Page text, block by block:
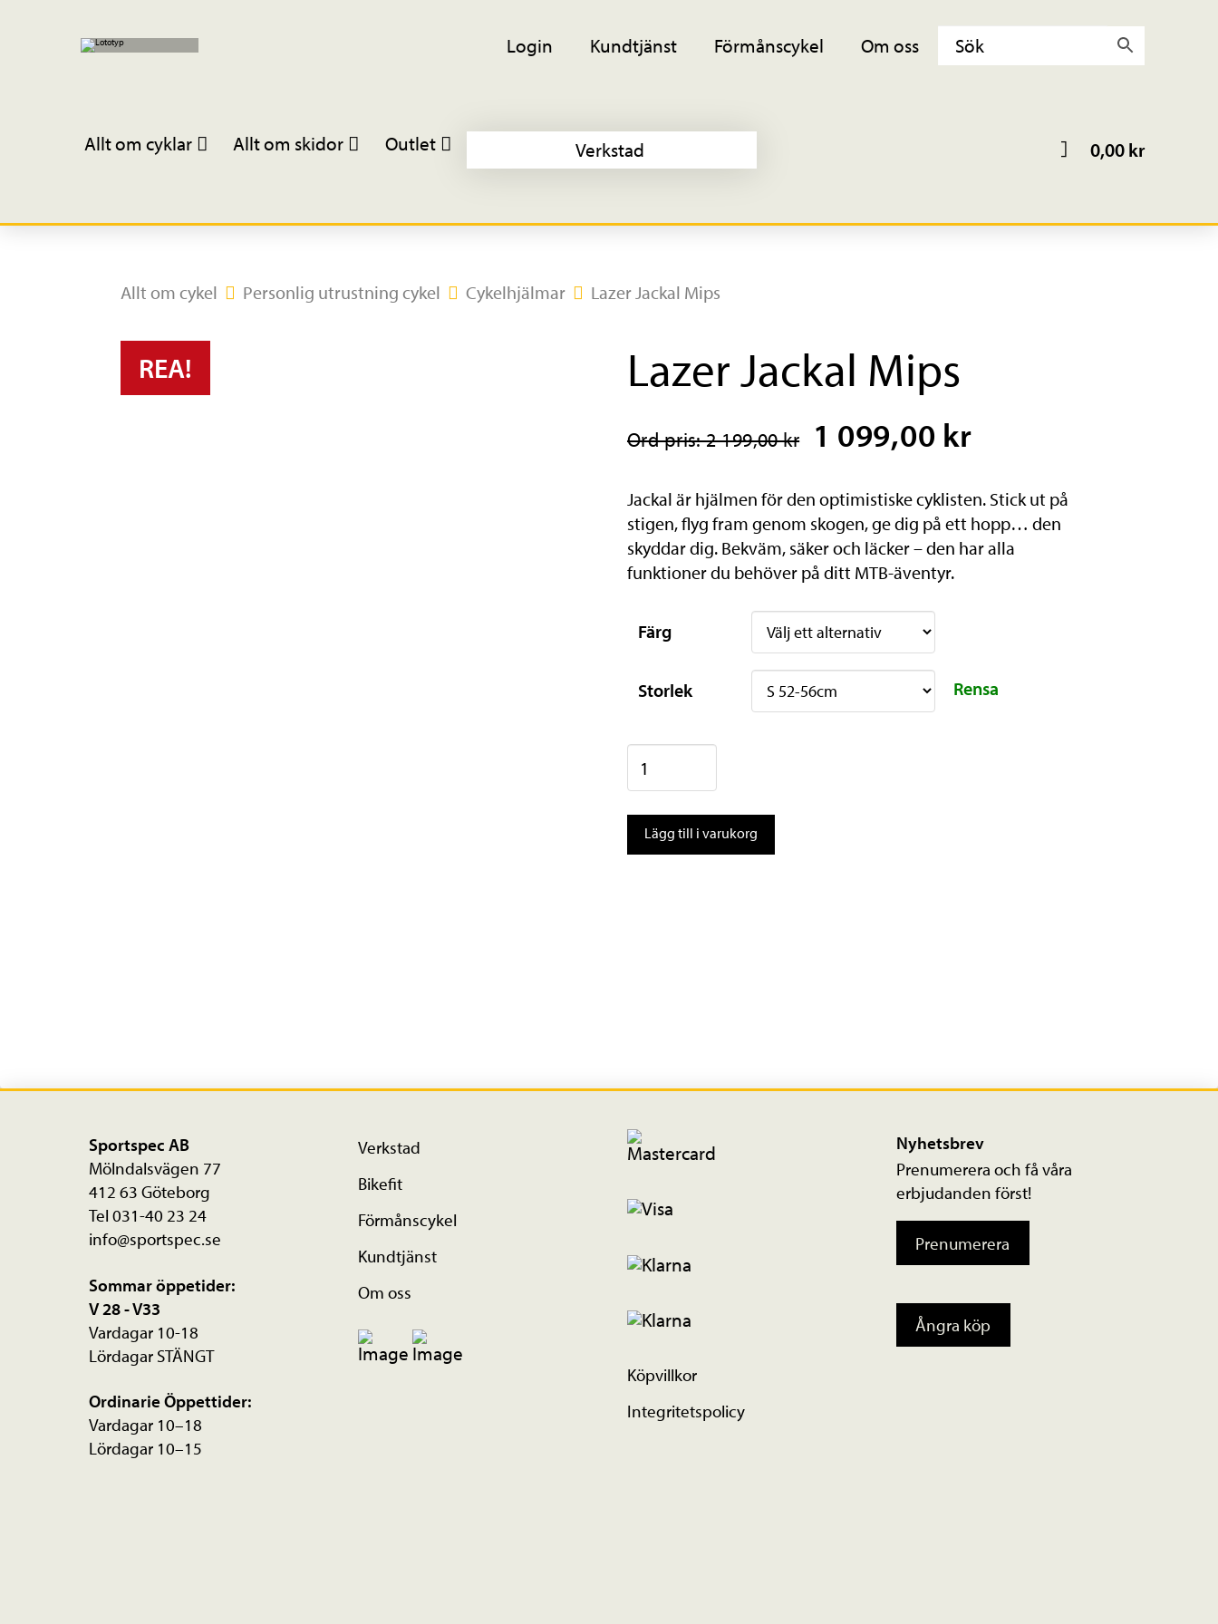
Login Kundtjänst Förmånscykel Om oss
Allt om cyklar Allt om skidor Outlet Verkstad 0,00kr
Allt om cykel Personlig utrustning cykel Cykelhjälmar Lazer Jackal Mips
REA! Lazer Jackal Mips
Ord pris: 2 199,00 kr 1 099,00 kr
Jackal är hjälmen för den optimistiske cyklisten. Stick ut på
stigen, flyg fram genom skogen, ge dig på ett hopp… den
skyddar dig. Bekväm, säker och läcker – den har alla
funktioner du behöver på ditt MTB-äventyr.
Färg
Storlek Rensa
Lazer
Jackal
Mips
mängd
Lägg till i varukorg
Sportspec AB
Mölndalsvägen 77
412 63 Göteborg
Tel 031-40 23 24
info@sportspec.se
Sommar öppetider:
V 28 - V33
Vardagar 10-18
Lördagar STÄNGT
Ordinarie Öppettider:
Vardagar 10–18
Lördagar 10–15
Verkstad
Bikefit
Förmånscykel
Kundtjänst
Om oss
Köpvillkor
Integritetspolicy
Nyhetsbrev
Prenumerera och få våra
erbjudanden först!
Prenumerera
Ångra köp